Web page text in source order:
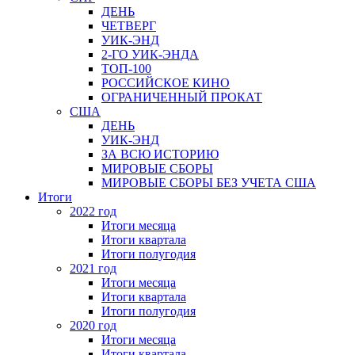
ДЕНЬ
ЧЕТВЕРГ
УИК-ЭНД
2-ГО УИК-ЭНДА
ТОП-100
РОССИЙСКОЕ КИНО
ОГРАНИЧЕННЫЙ ПРОКАТ
США
ДЕНЬ
УИК-ЭНД
ЗА ВСЮ ИСТОРИЮ
МИРОВЫЕ СБОРЫ
МИРОВЫЕ СБОРЫ БЕЗ УЧЕТА США
Итоги
2022 год
Итоги месяца
Итоги квартала
Итоги полугодия
2021 год
Итоги месяца
Итоги квартала
Итоги полугодия
2020 год
Итоги месяца